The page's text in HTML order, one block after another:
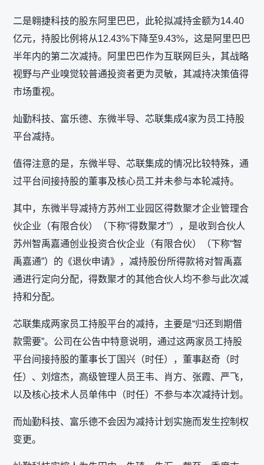
二是翱捷科技的股东阿里巴巴，此轮拟减持金额为14.40
亿元，持股比例将从12.43%下降至9.43%，这是阿里巴巴
半年内的第二次减持。阿里巴巴作为互联网巨头，其战略
视野与产业嗅觉较普通投资者更为灵敏，其减持决策值得
市场重视。
灿勤科技、富乐德、东微半导、芯联集成4家为员工持股
平台减持。
值得注意的是，东微半导、芯联集成的情况比较特殊，通
过平台间接持股的董事及核心员工并未参与本轮减持。
其中，东微半导减持方苏州工业园区得数聚才企业管理合
伙企业（有限合伙）（下称“得数聚才”），是收到合伙人
苏州智禹嘉通创业投资合伙企业（有限合伙）（下称“智
禹嘉通”）的《退伙申请》，减持股份所得款将对智禹嘉
通进行定向分配，得数聚才的其他合伙人均不参与此次减
持和分配。
芯联集成两家员工持股平台的减持，主要是“归还到期借
款需要”。公司在公告中特意说明，通过这两家员工持股
平台间接持股的董事长丁国兴（时任），董事赵奇（时
任）、刘煊杰，高级管理人员王韦、肖方、张霞、严飞，
以及核心技术人员单伟中（时任）不参与本次减持计划。
而灿勤科技、富乐德不会因为减持计划实施而发生控制权
变更。